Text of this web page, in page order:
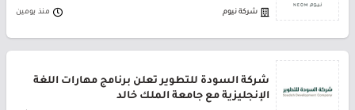
شركة نيوم منذ يومين
شركة السودة للتطوير تعلن برنامج مهارات اللغة
الإنجليزية مع جامعة الملك خالد